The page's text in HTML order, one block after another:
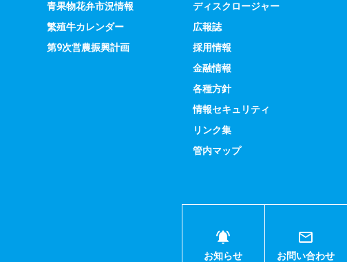
青果物花弁市況情報
繁殖牛カレンダー
第9次営農振興計画
ディスクロージャー
広報誌
採用情報
金融情報
各種方針
情報セキュリティ
リンク集
管内マップ
お知らせ お問い合わせ